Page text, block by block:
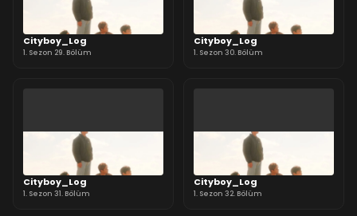
Cityboy_Log
1. Sezon 29. Bölüm
Cityboy_Log
1. Sezon 30. Bölüm
Cityboy_Log
1. Sezon 31. Bölüm
Cityboy_Log
1. Sezon 32. Bölüm